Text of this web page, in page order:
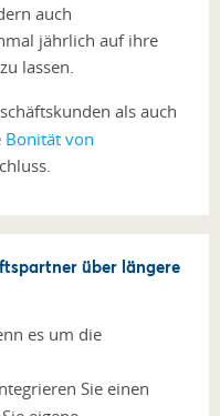
auch
jährlich auf ihre
lassen.
als auch
Bonität von
über längere
es um die
Sie einen